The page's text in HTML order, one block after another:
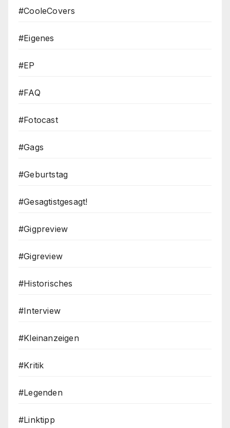
#CooleCovers
#Eigenes
#EP
#FAQ
#Fotocast
#Gags
#Geburtstag
#Gesagtistgesagt!
#Gigpreview
#Gigreview
#Historisches
#Interview
#Kleinanzeigen
#Kritik
#Legenden
#Linktipp